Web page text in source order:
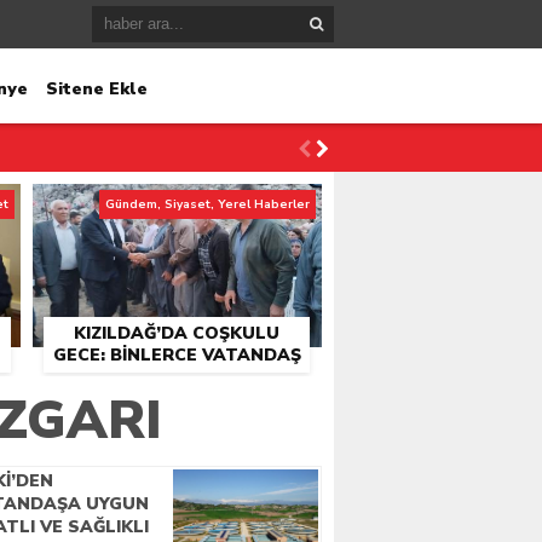
Sitene Ekle
KIZILDAĞ’DA COŞKULU
GECE: BINLERCE VATANDAŞ
BULUŞTU
Gündem, Siyaset, Yerel Haberler
UYGUN
VE SAĞLIKLI